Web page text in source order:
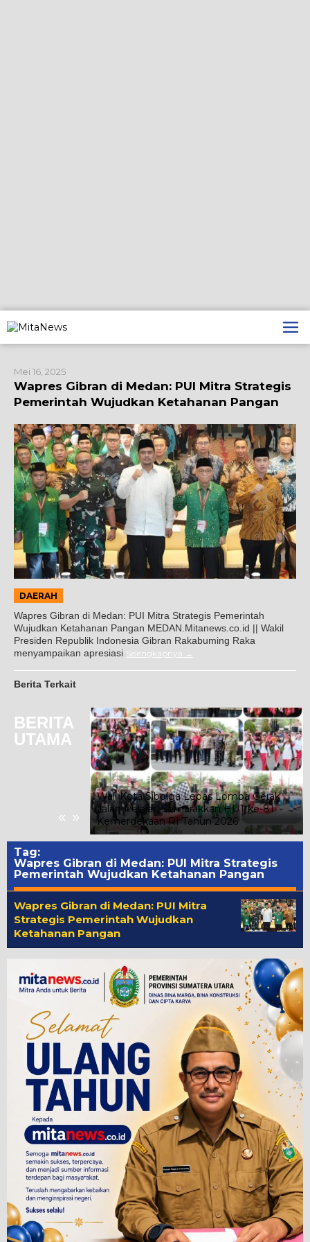
ke
konten
Mei 16, 2025
Wapres Gibran di Medan: PUI Mitra Strategis
Pemerintah Wujudkan Ketahanan Pangan
DAERAH
Wapres Gibran di Medan: PUI Mitra Strategis Pemerintah
Wujudkan Ketahanan Pangan MEDAN.Mitanews.co.id || Wakil
Presiden Republik Indonesia Gibran Rakabuming Raka
menyampaikan apresiasi Selengkapnya
Berita Terkait
BERITA
UTAMA
« »
Wali Kota Sibolga Lepas Lomba Gerak
Jalan Pelajar, Semarakkan HUT ke-81
Kemerdekaan RI Tahun 2026
Tag:
Wapres Gibran di Medan: PUI Mitra Strategis
Pemerintah Wujudkan Ketahanan Pangan
Wapres Gibran di Medan: PUI Mitra
Strategis Pemerintah Wujudkan
Ketahanan Pangan